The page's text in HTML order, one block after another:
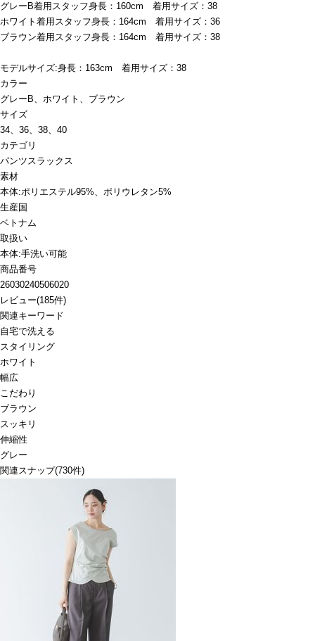
グレーB着用スタッフ身長：160cm 着用サイズ：38
ホワイト着用スタッフ身長：164cm 着用サイズ：36
ブラウン着用スタッフ身長：164cm 着用サイズ：38
モデルサイズ:身長：163cm 着用サイズ：38
カラー
グレーB、ホワイト、ブラウン
サイズ
34、36、38、40
カテゴリ
パンツスラックス
素材
本体:ポリエステル95%、ポリウレタン5%
生産国
ベトナム
取扱い
本体:手洗い可能
商品番号
26030240506020
レビュー(185件)
関連キーワード
自宅で洗える
スタイリング
ホワイト
幅広
こだわり
ブラウン
スッキリ
伸縮性
グレー
関連スナップ(730件)